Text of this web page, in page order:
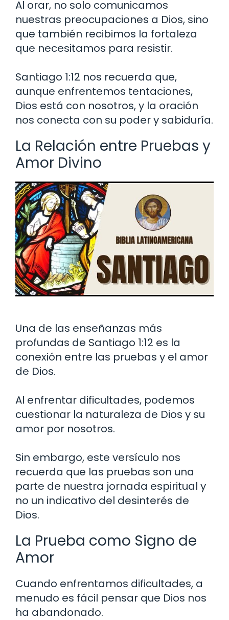
Al orar, no solo comunicamos
nuestras preocupaciones a Dios, sino
que también recibimos la fortaleza
que necesitamos para resistir.
Santiago 1:12 nos recuerda que,
aunque enfrentemos tentaciones,
Dios está con nosotros, y la oración
nos conecta con su poder y sabiduría.
La Relación entre Pruebas y
Amor Divino
Una de las enseñanzas más
profundas de Santiago 1:12 es la
conexión entre las pruebas y el amor
de Dios.
Al enfrentar dificultades, podemos
cuestionar la naturaleza de Dios y su
amor por nosotros.
Sin embargo, este versículo nos
recuerda que las pruebas son una
parte de nuestra jornada espiritual y
no un indicativo del desinterés de
Dios.
La Prueba como Signo de
Amor
Cuando enfrentamos dificultades, a
menudo es fácil pensar que Dios nos
ha abandonado.